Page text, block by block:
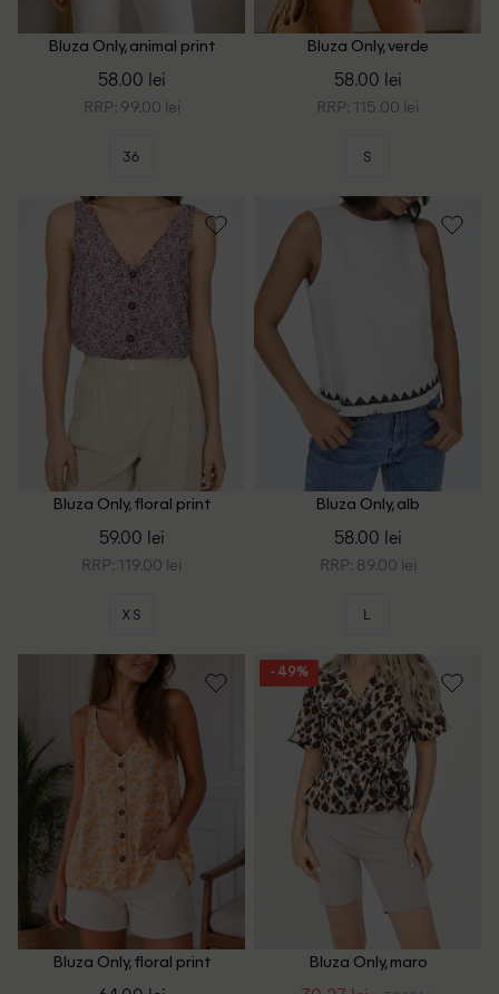
Bluza Only, animal print
58.00 lei
RRP: 99.00 lei
36
Bluza Only, verde
58.00 lei
RRP: 115.00 lei
S
Bluza Only, floral print
59.00 lei
RRP: 119.00 lei
XS
Bluza Only, alb
58.00 lei
RRP: 89.00 lei
L
Bluza Only, floral print
- 49%
Bluza Only, maro